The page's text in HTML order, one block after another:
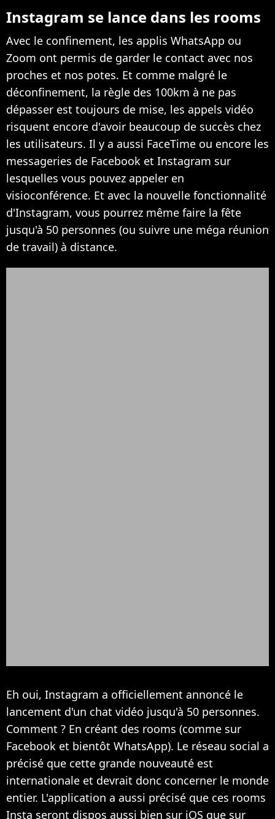
Instagram se lance dans les rooms
Avec le confinement, les applis WhatsApp ou
Zoom ont permis de garder le contact avec nos
proches et nos potes. Et comme malgré le
déconfinement, la règle des 100km à ne pas
dépasser est toujours de mise, les appels vidéo
risquent encore d'avoir beaucoup de succès chez
les utilisateurs. Il y a aussi FaceTime ou encore les
messageries de Facebook et Instagram sur
lesquelles vous pouvez appeler en
visioconférence. Et avec la nouvelle fonctionnalité
d'Instagram, vous pourrez même faire la fête
jusqu'à 50 personnes (ou suivre une méga réunion
de travail) à distance.
Eh oui, Instagram a officiellement annoncé le
lancement d'un chat vidéo jusqu'à 50 personnes.
Comment ? En créant des rooms (comme sur
Facebook et bientôt WhatsApp). Le réseau social a
précisé que cette grande nouveauté est
internationale et devrait donc concerner le monde
entier. L'application a aussi précisé que ces rooms
Insta seront dispos aussi bien sur iOS que sur